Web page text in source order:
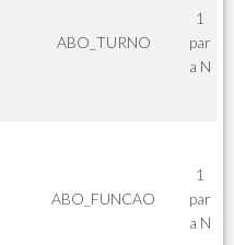
ABO_TURNO
1
par
a N
ABO_FUNCAO
1
par
a N